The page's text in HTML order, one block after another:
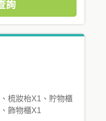
詢
梳妝枱X1、貯物櫃
飾物櫃X1